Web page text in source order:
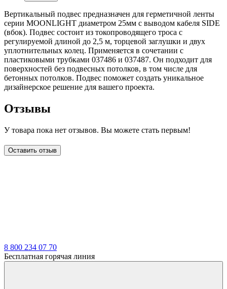
Вертикальный подвес предназначен для герметичной ленты
серии MOONLIGHT диаметром 25мм с выводом кабеля SIDE
(вбок). Подвес состоит из токопроводящего троса с
регулируемой длиной до 2,5 м, торцевой заглушки и двух
уплотнительных колец. Применяется в сочетании с
пластиковыми трубками 037486 и 037487. Он подходит для
поверхностей без подвесных потолков, в том числе для
бетонных потолков. Подвес поможет создать уникальное
дизайнерское решение для вашего проекта.
Отзывы
У товара пока нет отзывов. Вы можете стать первым!
Оставить отзыв
8 800 234 07 70
Бесплатная горячая линия